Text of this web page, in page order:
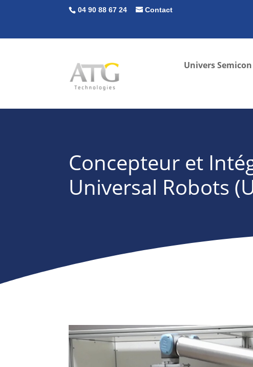
04 90 88 67 24 Contact
Univers Semicon
Concepteur et
Universal Robots